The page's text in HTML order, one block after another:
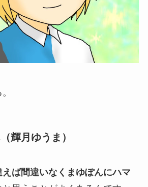
輝月ゆうま）
ば間違いなくまゆぽんにハマ